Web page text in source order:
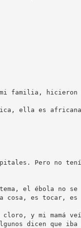
familia, hicieron
ella es
Pero no
el ébola no se
cosa, es tocar, es
y mi mamá
dicen que iba